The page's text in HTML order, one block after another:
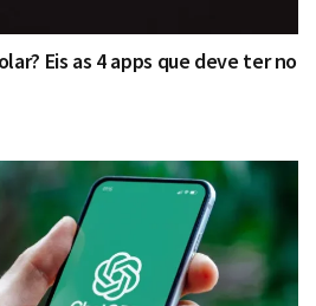
Eis as 4 apps que deve ter no